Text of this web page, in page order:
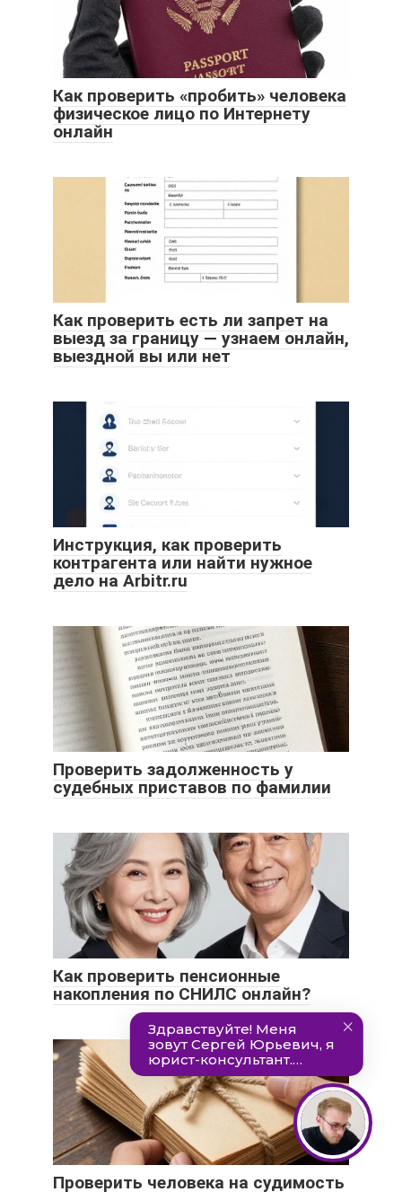
Как проверить «пробить» человека
физическое лицо по Интернету
онлайн
Как проверить есть ли запрет на
выезд за границу — узнаем онлайн,
выездной вы или нет
Инструкция, как проверить
контрагента или найти нужное
дело на Arbitr.ru
Проверить задолженность у
судебных приставов по фамилии
Как проверить пенсионные
накопления по СНИЛС онлайн?
Проверить человека на судимость